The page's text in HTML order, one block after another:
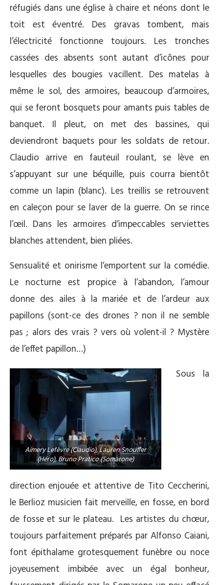
réfugiés dans une église à chaire et néons dont le
toit est éventré. Des gravas tombent, mais
l’électricité fonctionne toujours. Les tronches
cassées des absents sont autant d’icônes pour
lesquelles des bougies vacillent. Des matelas à
même le sol, des armoires, beaucoup d’armoires,
qui se feront bosquets pour amants puis tables de
banquet. Il pleut, on met des bassines, qui
deviendront baquets pour les soldats de retour.
Claudio arrive en fauteuil roulant, se lève en
s’appuyant sur une béquille, puis courra bientôt
comme un lapin (blanc). Les treillis se retrouvent
en caleçon pour se laver de la guerre. On se rince
l’œil. Dans les armoires d’impeccables serviettes
blanches attendent, bien pliées.
Sensualité et onirisme l’emportent sur la comédie.
Le nocturne est propice à l’abandon, l’amour
donne des ailes à la mariée et de l’ardeur aux
papillons (sont-ce des drones ? non il ne semble
pas ; alors des vrais ? vers où volent-il ? Mystère
de l’effet papillon…)
Aimery Lefèvre (Claudio), Lauren Snouffer
(Héro), Bruno Pratico (Somarone)
Sous la
direction enjouée et attentive de Tito Ceccherini,
le Berlioz musicien fait merveille, en fosse, en bord
de fosse et sur le plateau. Les artistes du chœur,
toujours parfaitement préparés par Alfonso Caiani,
font épithalame grotesquement funèbre ou noce
joyeusement imbibée avec un égal bonheur,